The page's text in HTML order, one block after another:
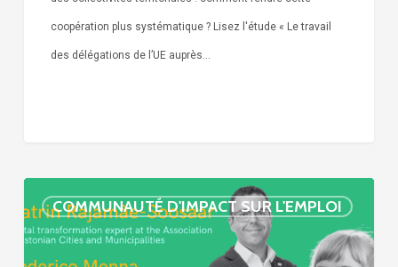
coopération plus systématique ? Lisez l'étude « Le travail
des délégations de l’UE auprès…
COMMUNAUTÉ D'IMPACT SUR L'EMPLOI
Simone »
épisode